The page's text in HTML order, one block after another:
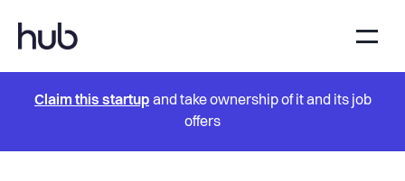
Claim this startup and take ownership of it and its job
offers